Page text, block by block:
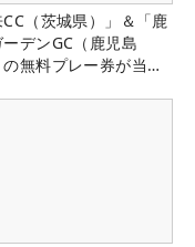
CC（茨城県）」＆「鹿
ーデンGC（鹿児島
無料プレー券が当た